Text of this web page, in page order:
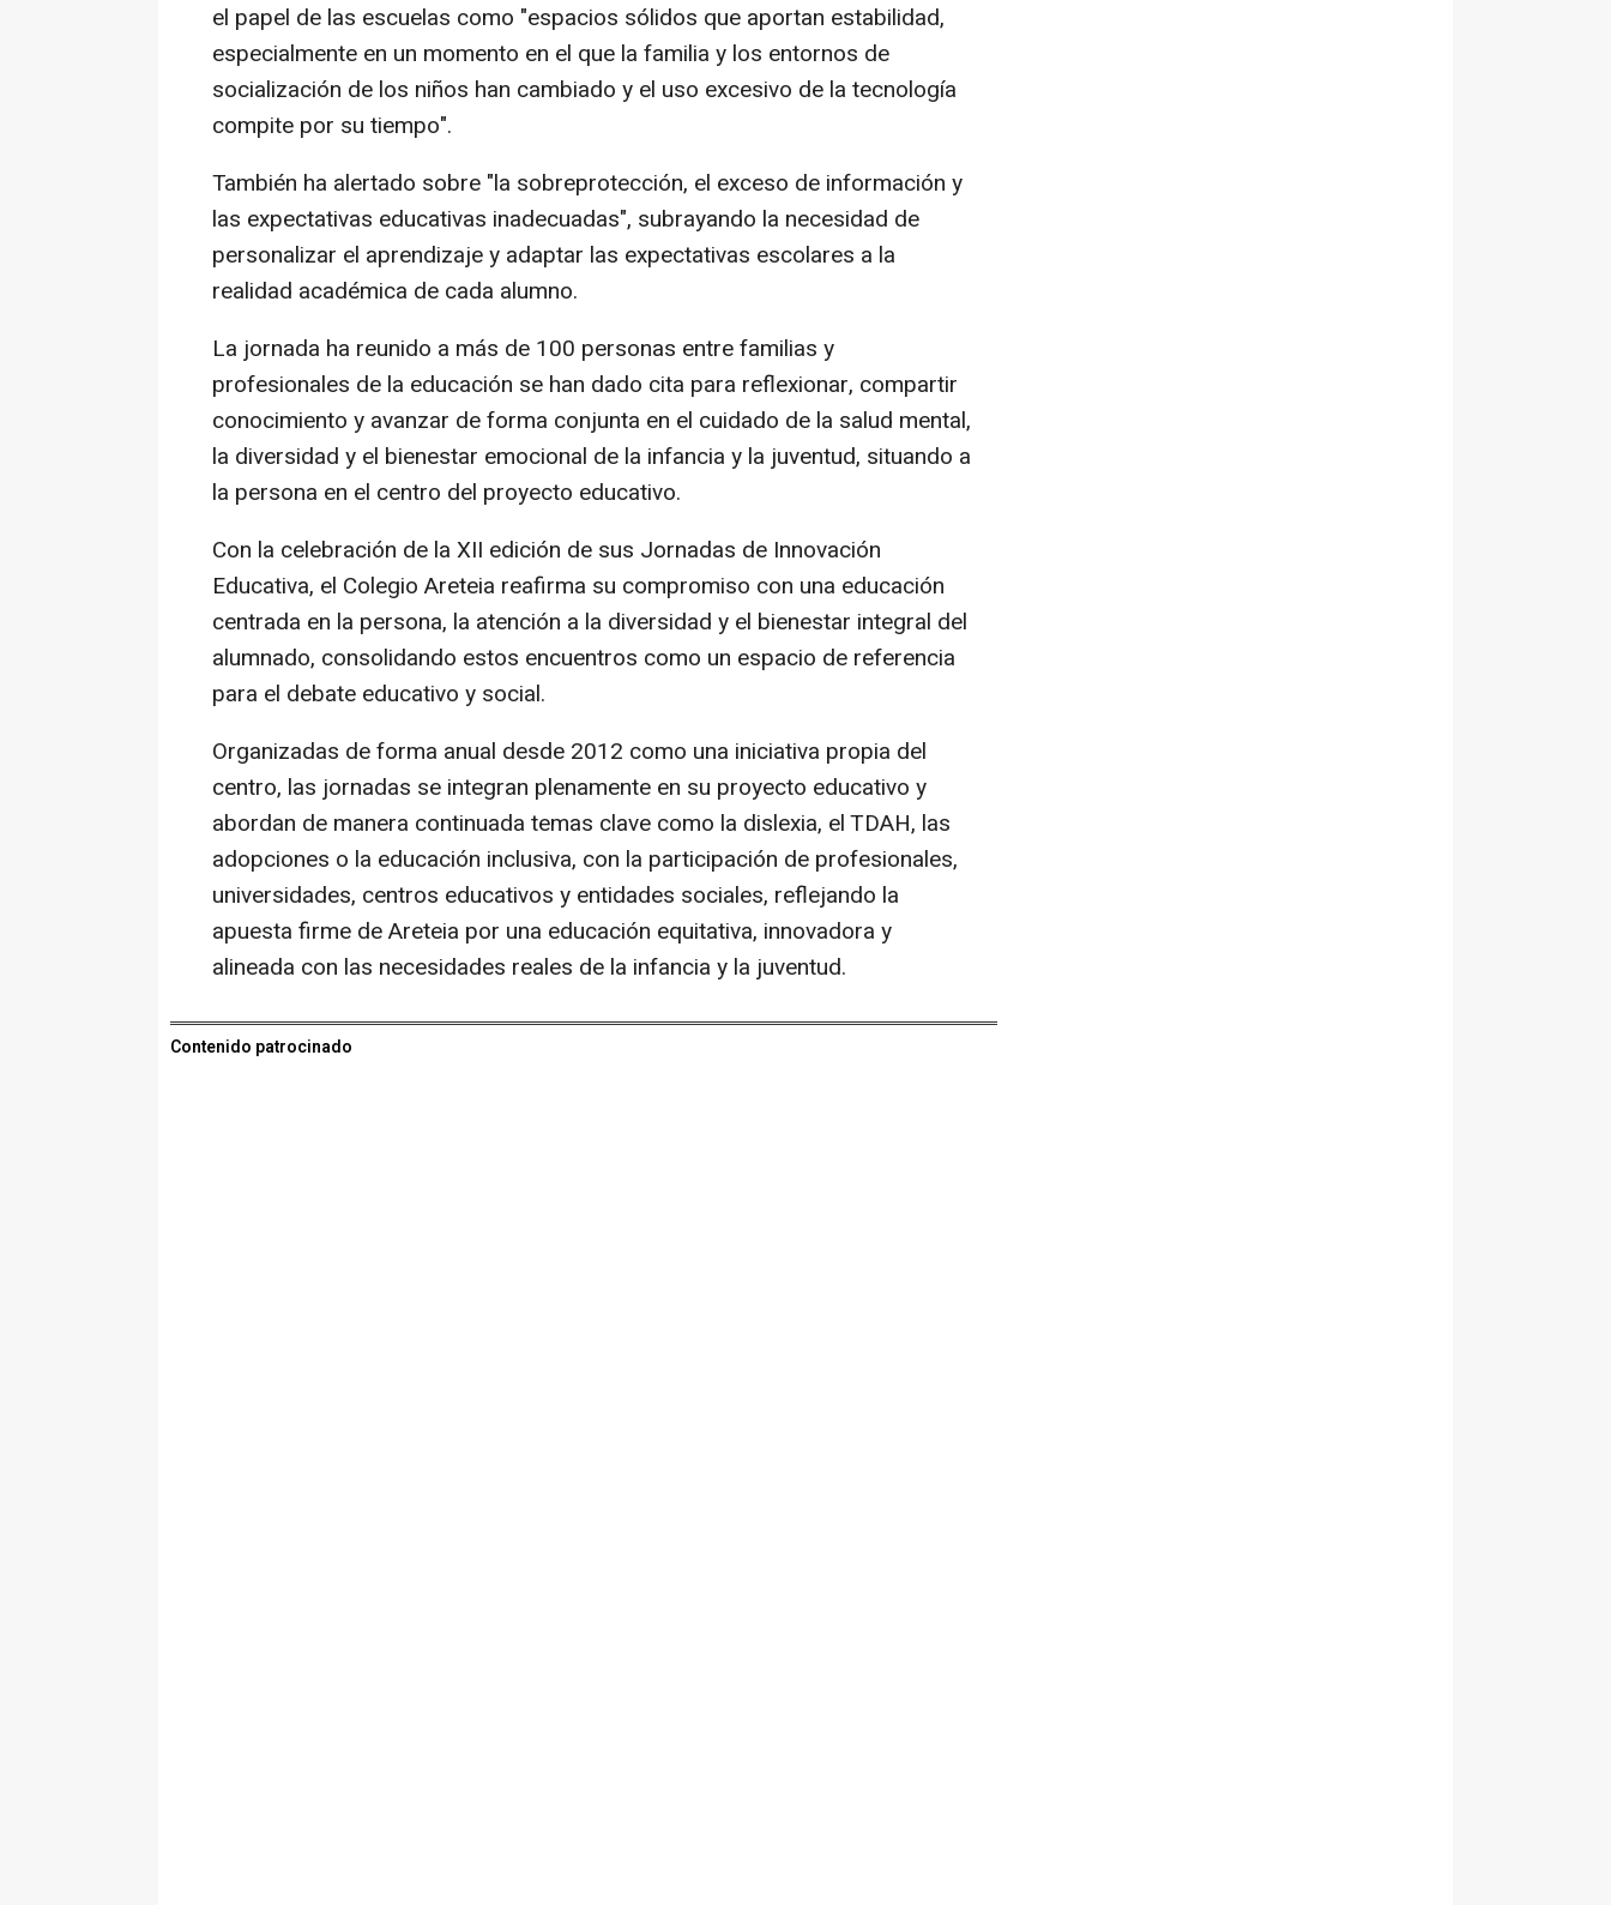
el papel de las escuelas como "espacios sólidos que aportan estabilidad,
especialmente en un momento en el que la familia y los entornos de
socialización de los niños han cambiado y el uso excesivo de la tecnología
compite por su tiempo".
También ha alertado sobre "la sobreprotección, el exceso de información y
las expectativas educativas inadecuadas", subrayando la necesidad de
personalizar el aprendizaje y adaptar las expectativas escolares a la
realidad académica de cada alumno.
La jornada ha reunido a más de 100 personas entre familias y
profesionales de la educación se han dado cita para reflexionar, compartir
conocimiento y avanzar de forma conjunta en el cuidado de la salud mental,
la diversidad y el bienestar emocional de la infancia y la juventud, situando a
la persona en el centro del proyecto educativo.
Con la celebración de la XII edición de sus Jornadas de Innovación
Educativa, el Colegio Areteia reafirma su compromiso con una educación
centrada en la persona, la atención a la diversidad y el bienestar integral del
alumnado, consolidando estos encuentros como un espacio de referencia
para el debate educativo y social.
Organizadas de forma anual desde 2012 como una iniciativa propia del
centro, las jornadas se integran plenamente en su proyecto educativo y
abordan de manera continuada temas clave como la dislexia, el TDAH, las
adopciones o la educación inclusiva, con la participación de profesionales,
universidades, centros educativos y entidades sociales, reflejando la
apuesta firme de Areteia por una educación equitativa, innovadora y
alineada con las necesidades reales de la infancia y la juventud.
Contenido patrocinado